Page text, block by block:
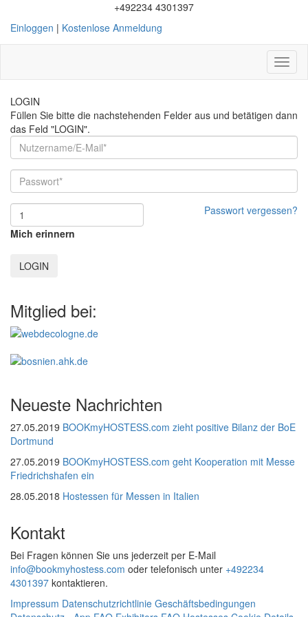
+492234 4301397
Einloggen | Kostenlose Anmeldung
LOGIN
Füllen Sie bitte die nachstehenden Felder aus und betätigen dann
das Feld "LOGIN".
Mich erinnern
Passwort vergessen?
LOGIN
Mitglied bei:
Neueste Nachrichten
27.05.2019 BOOKmyHOSTESS.com zieht positive Bilanz der BoE
Dortmund
27.05.2019 BOOKmyHOSTESS.com geht Kooperation mit Messe
Friedrichshafen ein
28.05.2018 Hostessen für Messen in Italien
Kontakt
Bei Fragen können Sie uns jederzeit per E-Mail
info@bookmyhostess.com oder telefonisch unter +492234
4301397 kontaktieren.
Impressum Datenschutzrichtlinie Geschäftsbedingungen